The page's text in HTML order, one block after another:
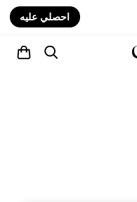
احصلي عليه